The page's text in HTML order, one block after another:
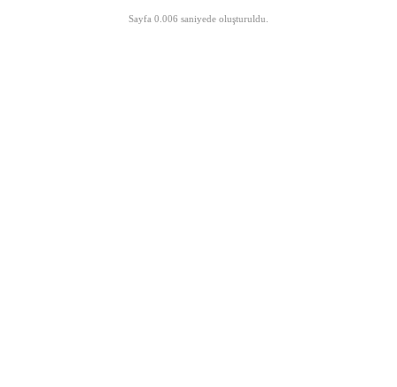
Sayfa 0.006 saniyede oluşturuldu.